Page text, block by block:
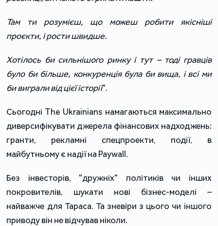
Там ти розумієш, що можеш робити якісніші
проєкти, і рости швидше.
Хотілось би сильнішого ринку і тут – тоді гравців
було би більше, конкуренція була би вища, і всі ми
би виграли від цієї історії".
Сьогодні The Ukrainians намагаються максимально
диверсифікувати джерела фінансових надходжень:
гранти, рекламні спецпроекти, події, в
майбутньому є надії на Paywall.
Без інвесторів, "дружніх" політиків чи інших
покровителів, шукати нові бізнес-моделі –
найважче для Тараса. Та зневіри з цього чи іншого
приводу він не відчував ніколи.